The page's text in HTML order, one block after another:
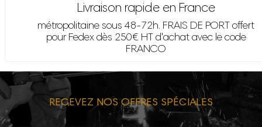
Livraison rapide en France
métropolitaine sous 48-72h. FRAIS DE PORT offert
pour Fedex dès 250€ HT d'achat avec le code
FRANCO
RECEVEZ NOS OFFRES SPÉCIALES